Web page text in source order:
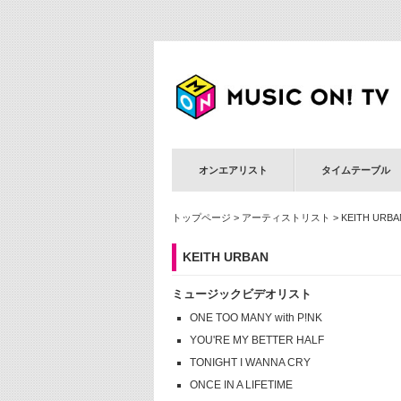
オンエアリスト タイムテーブル
トップページ > アーティストリスト > KEITH
KEITH URBAN
ミュージックビデオリスト
ONE TOO MANY with P!NK
YOU'RE MY BETTER HALF
TONIGHT I WANNA CRY
ONCE IN A LIFETIME